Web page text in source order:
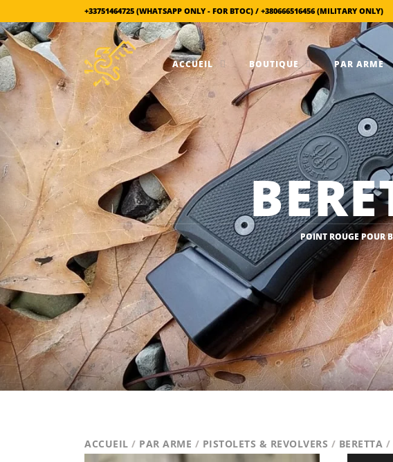
+33751464725 (WHATSAPP ONLY - FOR BTOC) / +380666516456 (MILITARY ONLY)
ACCUEIL BOUTIQUE PAR ARME
POINT ROUGE POUR
ACCUEIL / PAR ARME / PISTOLETS & REVOLVERS / BERETTA /